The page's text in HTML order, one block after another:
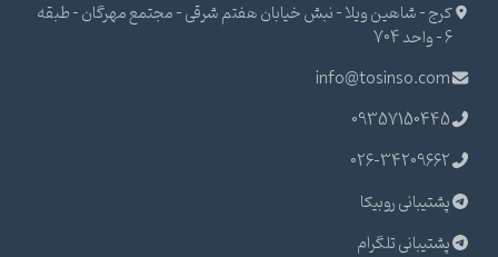
کرج - شاهین ویلا - نبش خیابان هفتم شرقی - مجتمع مهرگان - طبقه
6 - واحد 704
info@tosinso.com
09357150445
026-34209662
پشتیبانی روبیکا
پشتیبانی تلگرام